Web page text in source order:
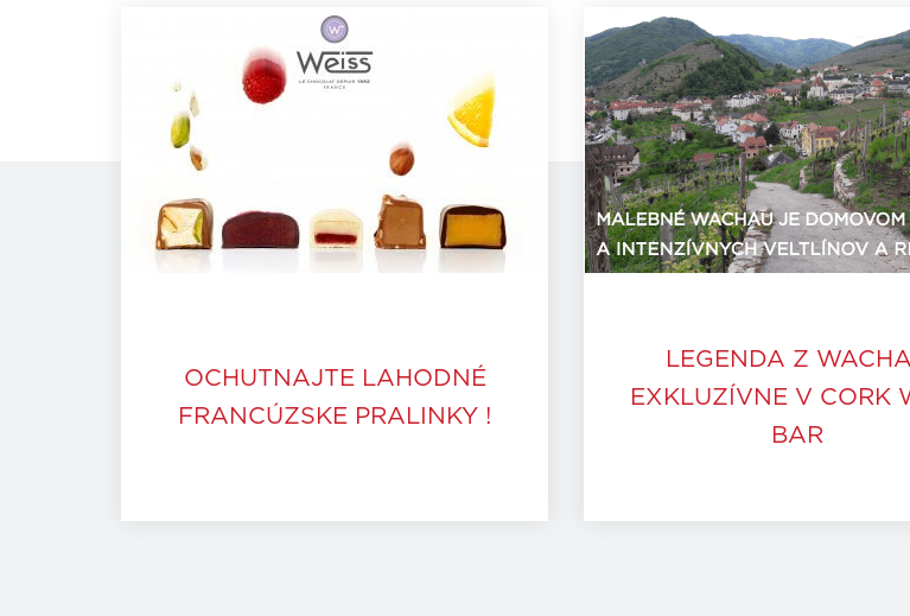
OCHUTNAJTE LAHODNÉ
FRANCÚZSKE PRALINKY !
LEGENDA Z
EXKLUZÍVNE V CORK
BAR